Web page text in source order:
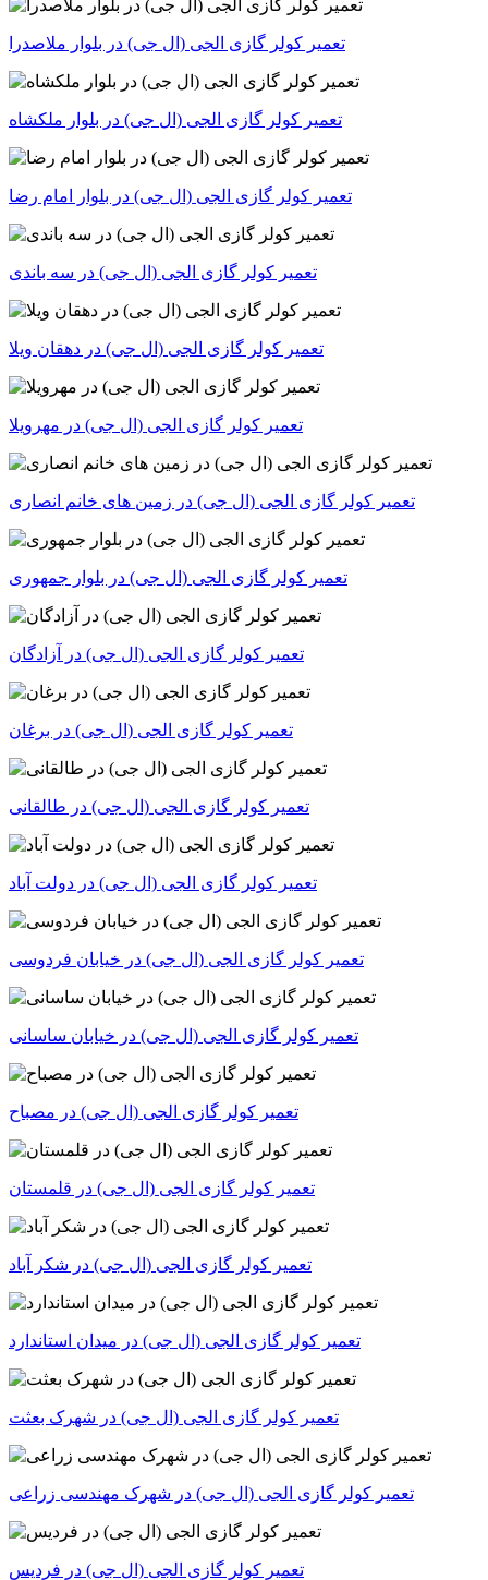
تعمیر کولر گازی الجی (ال جی) در بلوار ملاصدرا
تعمیر کولر گازی الجی (ال جی) در بلوار ملکشاه
تعمیر کولر گازی الجی (ال جی) در بلوار امام رضا
تعمیر کولر گازی الجی (ال جی) در سه باندی
تعمیر کولر گازی الجی (ال جی) در دهقان ویلا
تعمیر کولر گازی الجی (ال جی) در مهرویلا
تعمیر کولر گازی الجی (ال جی) در زمین های خانم انصاری
تعمیر کولر گازی الجی (ال جی) در بلوار جمهوری
تعمیر کولر گازی الجی (ال جی) در آزادگان
تعمیر کولر گازی الجی (ال جی) در برغان
تعمیر کولر گازی الجی (ال جی) در طالقانی
تعمیر کولر گازی الجی (ال جی) در خیابان فردوسی
تعمیر کولر گازی الجی (ال جی) در خیابان ساسانی
تعمیر کولر گازی الجی (ال جی) در مصباح
تعمیر کولر گازی الجی (ال جی) در قلمستان
تعمیر کولر گازی الجی (ال جی) در شکر آباد
تعمیر کولر گازی الجی (ال جی) در میدان استاندارد
تعمیر کولر گازی الجی (ال جی) در شهرک بعثت
تعمیر کولر گازی الجی (ال جی) در شهرک مهندسی زراعی
تعمیر کولر گازی الجی (ال جی) در فردیس